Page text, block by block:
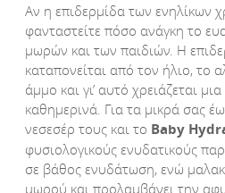
Αν η επιδερμίδα των ενηλίκων
φανταστείτε πόσο ανάγκη το
μωρών και των παιδιών. Η
καταπονείται από τον ήλιο, το
άμμο και γι’ αυτό χρειάζεται
καθημερινά. Για τα μικρά σας
νεσεσέρ τους και το Baby
φυσιολογικούς ενυδατικούς
σε βάθος ενυδάτωση, ενώ
μωρού και προλαμβάνει την